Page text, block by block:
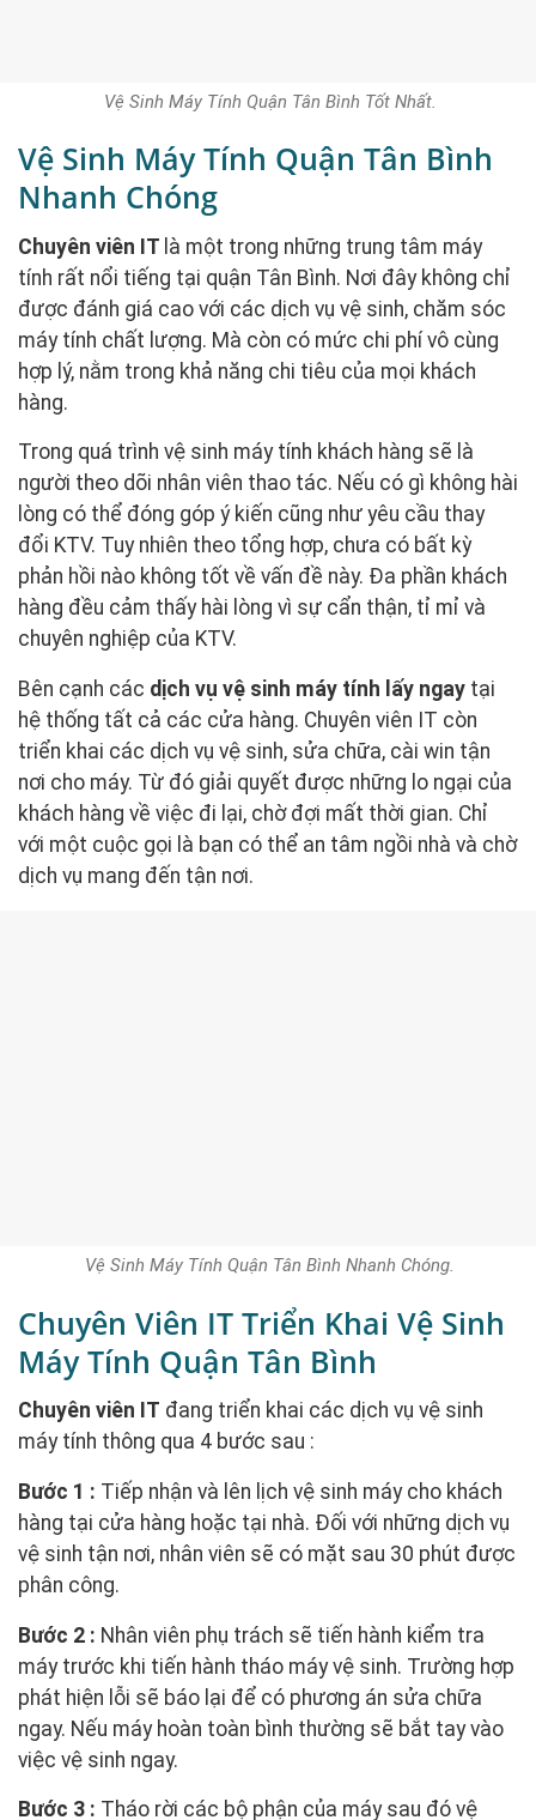
Vệ Sinh Máy Tính Quận Tân Bình Tốt Nhất.
Vệ Sinh Máy Tính Quận Tân Bình
Nhanh Chóng
Chuyên viên IT là một trong những trung tâm máy
tính rất nổi tiếng tại quận Tân Bình. Nơi đây không chỉ
được đánh giá cao với các dịch vụ vệ sinh, chăm sóc
máy tính chất lượng. Mà còn có mức chi phí vô cùng
hợp lý, nằm trong khả năng chi tiêu của mọi khách
hàng.
Trong quá trình vệ sinh máy tính khách hàng sẽ là
người theo dõi nhân viên thao tác. Nếu có gì không hài
lòng có thể đóng góp ý kiến cũng như yêu cầu thay
đổi KTV. Tuy nhiên theo tổng hợp, chưa có bất kỳ
phản hồi nào không tốt về vấn đề này. Đa phần khách
hàng đều cảm thấy hài lòng vì sự cẩn thận, tỉ mỉ và
chuyên nghiệp của KTV.
Bên cạnh các dịch vụ vệ sinh máy tính lấy ngay tại
hệ thống tất cả các cửa hàng. Chuyên viên IT còn
triển khai các dịch vụ vệ sinh, sửa chữa, cài win tận
nơi cho máy. Từ đó giải quyết được những lo ngại của
khách hàng về việc đi lại, chờ đợi mất thời gian. Chỉ
với một cuộc gọi là bạn có thể an tâm ngồi nhà và chờ
dịch vụ mang đến tận nơi.
Vệ Sinh Máy Tính Quận Tân Bình Nhanh Chóng.
Chuyên Viên IT Triển Khai Vệ Sinh
Máy Tính Quận Tân Bình
Chuyên viên IT đang triển khai các dịch vụ vệ sinh
máy tính thông qua 4 bước sau :
Bước 1 : Tiếp nhận và lên lịch vệ sinh máy cho khách
hàng tại cửa hàng hoặc tại nhà. Đối với những dịch vụ
vệ sinh tận nơi, nhân viên sẽ có mặt sau 30 phút được
phân công.
Bước 2 : Nhân viên phụ trách sẽ tiến hành kiểm tra
máy trước khi tiến hành tháo máy vệ sinh. Trường hợp
phát hiện lỗi sẽ báo lại để có phương án sửa chữa
ngay. Nếu máy hoàn toàn bình thường sẽ bắt tay vào
việc vệ sinh ngay.
Bước 3 : Tháo rời các bộ phận của máy sau đó vệ